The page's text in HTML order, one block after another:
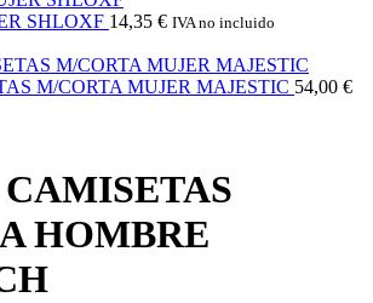
SHLOXF 14,35 € IVA no incluido
M/CORTA MUJER MAJESTIC 54,00 €
HOMBRE